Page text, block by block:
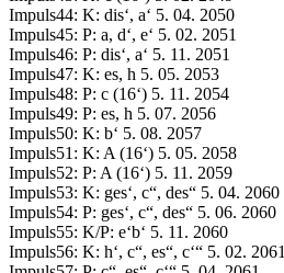
Impuls44: K: dis‘, a‘ 5. 04. 2050
Impuls45: P: a, d‘, e‘ 5. 02. 2051
Impuls46: P: dis‘, a‘ 5. 11. 2051
Impuls47: K: es, h 5. 05. 2053
Impuls48: P: c (16‘) 5. 11. 2054
Impuls49: P: es, h 5. 07. 2056
Impuls50: K: b‘ 5. 08. 2057
Impuls51: K: A (16‘) 5. 05. 2058
Impuls52: P: A (16‘) 5. 11. 2059
Impuls53: K: ges‘, c“, des“ 5. 04. 2060
Impuls54: P: ges‘, c“, des“ 5. 06. 2060
Impuls55: K/P: e‘b‘ 5. 11. 2060
Impuls56: K: h‘, c“, es“, c‘“ 5. 02. 2061